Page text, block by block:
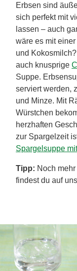
Erbsen sind
sich perfekt mit
lassen – auch
wäre es mit
und
auch knusprige
Suppe.
serviert werden,
und Minze. Mit
Würstchen
herzhaften
zur Spargelzeit
Spargelsuppe
Tipp: Noch mehr
findest du auf